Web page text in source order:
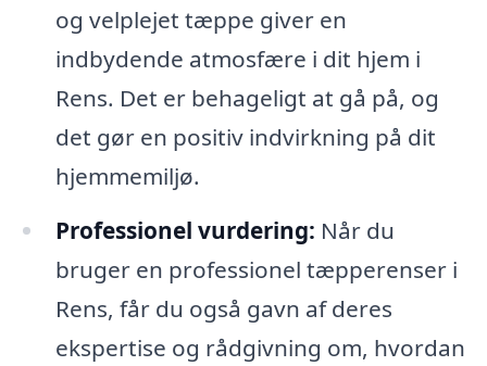
og velplejet tæppe giver en
indbydende atmosfære i dit hjem i
Rens. Det er behageligt at gå på, og
det gør en positiv indvirkning på dit
hjemmemiljø.
Professionel vurdering: Når du
bruger en professionel tæpperenser i
Rens, får du også gavn af deres
ekspertise og rådgivning om, hvordan